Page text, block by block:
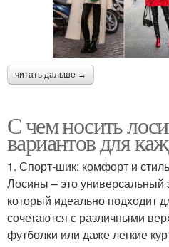
читать дальше →
С чем носить
вариантов для
1. Спорт-шик: комфорт и стиль
Лосины – это универсальный
который идеально подходит
сочетаются с различными
футболки или даже легкие